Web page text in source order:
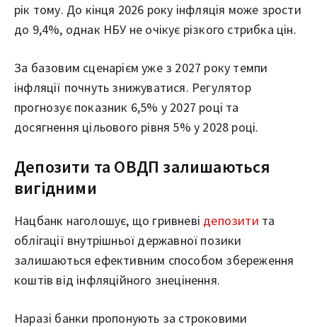
рік тому. До кінця 2026 року інфляція може зрости
до 9,4%, однак НБУ не очікує різкого стрибка цін.
За базовим сценарієм уже з 2027 року темпи
інфляції почнуть знижуватися. Регулятор
прогнозує показник 6,5% у 2027 році та
досягнення цільового рівня 5% у 2028 році.
Депозити та ОВДП залишаються
вигідними
Нацбанк наголошує, що гривневі депозити та
облігації внутрішньої державної позики
залишаються ефективним способом збереження
коштів від інфляційного знецінення.
Наразі банки пропонують за строковими